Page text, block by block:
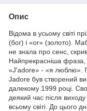
Опис
Відома в усьому світі
(бог) і «or» (золото).
не знала про сенс,
Найпрекрасніша фраза,
«J'adore» - «я люблю».
Jadore був створений
далекому 1999 році.
деякий час після
всьому світі. До цього